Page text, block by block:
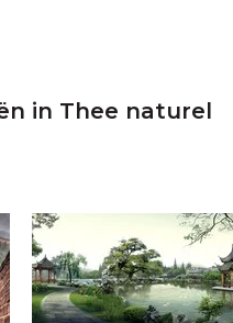
in Thee naturel